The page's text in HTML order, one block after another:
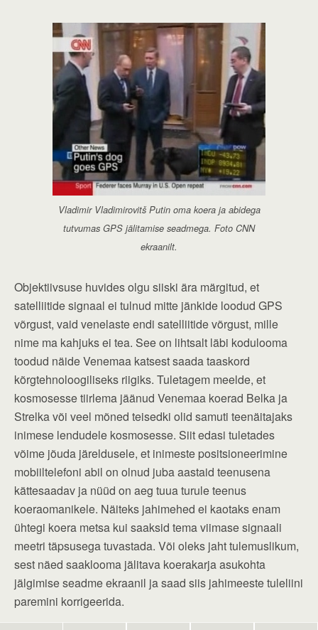
Vladimir Vladimirovitš Putin oma koera ja abidega
tutvumas GPS jälitamise seadmega. Foto CNN
ekraanilt.
Objektiivsuse huvides olgu siiski ära märgitud, et
satelliitide signaal ei tulnud mitte jänkide loodud GPS
võrgust, vaid venelaste endi satelliitide võrgust, mille
nime ma kahjuks ei tea. See on lihtsalt läbi kodulooma
toodud näide Venemaa katsest saada taaskord
kõrgtehnoloogiliseks riigiks. Tuletagem meelde, et
kosmosesse tiirlema jäänud Venemaa koerad Belka ja
Strelka või veel mõned teisedki olid samuti teenäitajaks
inimese lendudele kosmosesse. Siit edasi tuletades
võime jõuda järeldusele, et inimeste positsioneerimine
mobiiltelefoni abil on olnud juba aastaid teenusena
kättesaadav ja nüüd on aeg tuua turule teenus
koeraomanikele. Näiteks jahimehed ei kaotaks enam
ühtegi koera metsa kui saaksid tema viimase signaali
meetri täpsusega tuvastada. Või oleks jaht tulemuslikum,
sest näed saaklooma jälitava koerakarja asukohta
jälgimise seadme ekraanil ja saad siis jahimeeste tuleliini
paremini korrigeerida.